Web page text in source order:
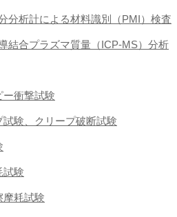
分析計による材料識別（PMI）検査
結合プラズマ質量（ICP-MS）分析
ー衝撃試験
試験、クリープ破断試験
試験
摩耗試験